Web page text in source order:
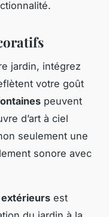
jardin, intégrez
votre goût
peuvent
d’art à ciel
seulement une
sonore avec
est